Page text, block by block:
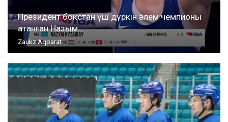
Президент бокстан үш дүркін әлем чемпионы
атанған Назым…
Zaukz Aqparat